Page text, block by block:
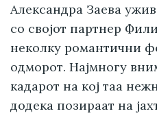
Александра Заева
со својот партнер
неколку романтични
одморот. Најмногу
кадарот на кој таа
додека позираат на